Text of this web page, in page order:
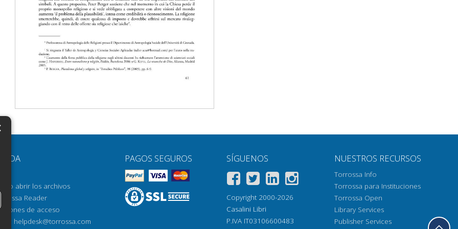
AYUDA
abrir los archivos
Reader
de acceso
helpdesk@torrossa.com
PAGOS SEGUROS SÍGUENOS
Copyright 2000-2026
Casalini Libri
P.IVA IT03106600483
NUESTROS RECURSOS
Torrossa Info
Torrossa para Instituciones
Torrossa Open
Library Services
Publisher Services